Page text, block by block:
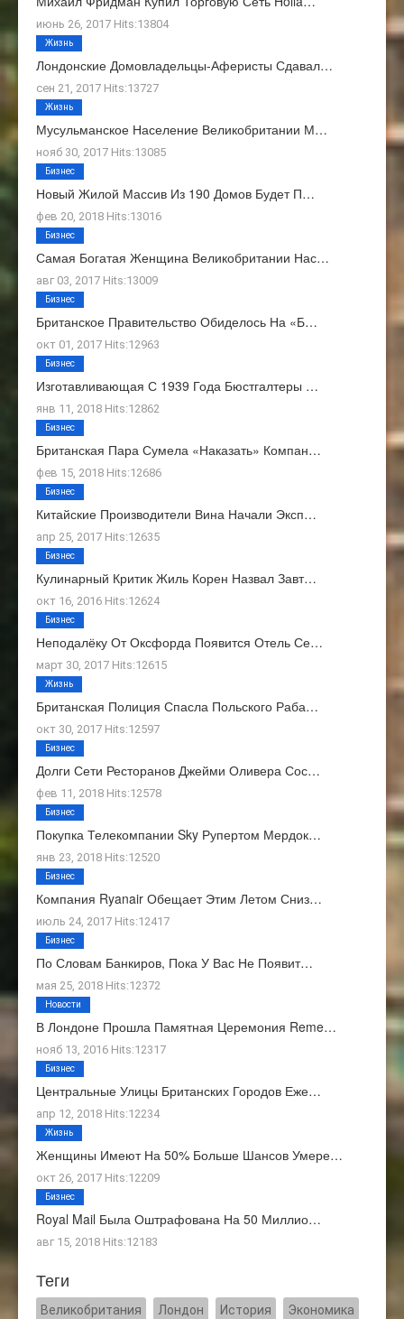
июнь 26, 2017 Hits:13804
Лондонские Домовладельцы-Аферисты Сдавал…
сен 21, 2017 Hits:13727
Жизнь
Мусульманское Население Великобритании М…
нояб 30, 2017 Hits:13085
Жизнь
Новый Жилой Массив Из 190 Домов Будет П…
фев 20, 2018 Hits:13016
Бизнес
Самая Богатая Женщина Великобритании Нас…
авг 03, 2017 Hits:13009
Бизнес
Британское Правительство Обиделось На «Б…
окт 01, 2017 Hits:12963
Бизнес
Изготавливающая С 1939 Года Бюстгалтеры …
янв 11, 2018 Hits:12862
Бизнес
Британская Пара Сумела «наказать» Компан…
фев 15, 2018 Hits:12686
Бизнес
Китайские Производители Вина Начали Эксп…
апр 25, 2017 Hits:12635
Бизнес
Кулинарный Критик Жиль Корен Назвал Завт…
окт 16, 2016 Hits:12624
Бизнес
Неподалёку От Оксфорда Появится Отель Се…
март 30, 2017 Hits:12615
Бизнес
Британская Полиция Спасла Польского Раба…
окт 30, 2017 Hits:12597
Жизнь
Долги Сети Ресторанов Джейми Оливера Сос…
фев 11, 2018 Hits:12578
Бизнес
Покупка Телекомпании Sky Рупертом Мердок…
янв 23, 2018 Hits:12520
Бизнес
Компания Ryanair Обещает Этим Летом Сниз…
июль 24, 2017 Hits:12417
Бизнес
По Словам Банкиров, Пока У Вас Не Появит…
мая 25, 2018 Hits:12372
Бизнес
В Лондоне Прошла Памятная Церемония Reme…
нояб 13, 2016 Hits:12317
Новости
Центральные Улицы Британских Городов Еже…
апр 12, 2018 Hits:12234
Бизнес
Женщины Имеют На 50% Больше Шансов Умере…
окт 26, 2017 Hits:12209
Жизнь
Royal Mail Была Оштрафована На 50 Миллио…
авг 15, 2018 Hits:12183
Бизнес
Теги
Великобритания Лондон История Экономика